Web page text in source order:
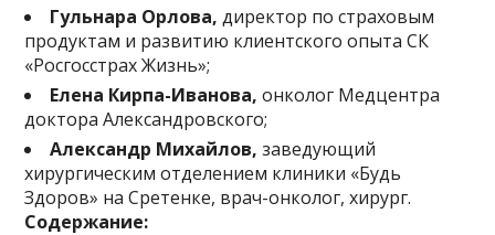
Гульнара Орлова, директор по страховым
продуктам и развитию клиентского опыта СК
«Росгосстрах Жизнь»;
Елена Кирпа-Иванова,онколог Медцентра
доктора Александровского;
Александр Михайлов, заведующий
хирургическим отделением клиники «Будь
Здоров» на Сретенке, врач-онколог, хирург.
Содержание: